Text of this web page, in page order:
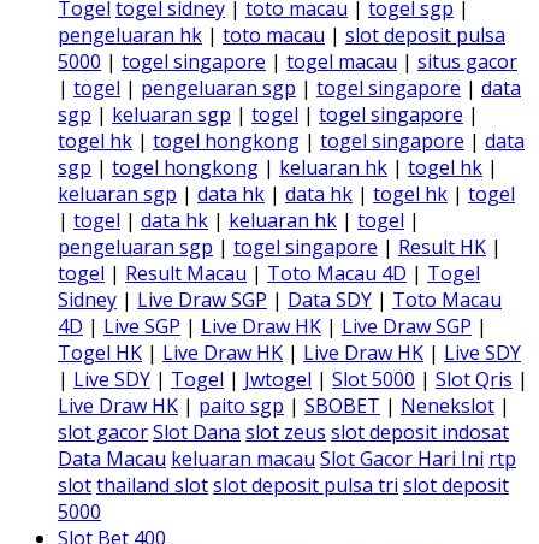
Togel togel sidney | toto macau | togel sgp |
pengeluaran hk | toto macau | slot deposit pulsa
5000 | togel singapore | togel macau | situs gacor
| togel | pengeluaran sgp | togel singapore | data
sgp | keluaran sgp | togel | togel singapore |
togel hk | togel hongkong | togel singapore | data
sgp | togel hongkong | keluaran hk | togel hk |
keluaran sgp | data hk | data hk | togel hk | togel
| togel | data hk | keluaran hk | togel |
pengeluaran sgp | togel singapore | Result HK |
togel | Result Macau | Toto Macau 4D | Togel
Sidney | Live Draw SGP | Data SDY | Toto Macau
4D | Live SGP | Live Draw HK | Live Draw SGP |
Togel HK | Live Draw HK | Live Draw HK | Live SDY
| Live SDY | Togel | Jwtogel | Slot 5000 | Slot Qris |
Live Draw HK | paito sgp | SBOBET | Nenekslot |
slot gacorSlot Dana slot zeus slot deposit indosat
Data Macau keluaran macau Slot Gacor Hari Ini rtp
slotthailand slotslot deposit pulsa tri slot deposit
5000
Slot Bet 400